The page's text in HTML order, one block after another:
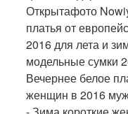
Открытафото
платья от
2016 для лета и
модельные сумки
Вечернее белое
женщин в 2016